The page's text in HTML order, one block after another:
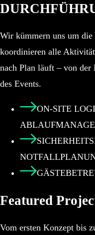
Wir kümmern uns um
koordinieren alle
nach Plan läuft – von
des Events.
ON-SITE
Featured
Vom ersten Konzept bis